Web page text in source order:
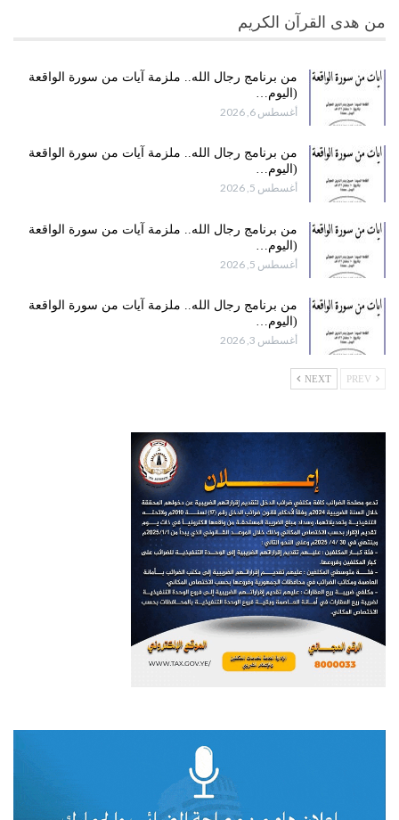
من هدى القرآن الكريم
من برنامج رجال الله.. ملزمة آيات من سورة الواقعة
(اليوم…
أغسطس 6, 2026
من برنامج رجال الله.. ملزمة آيات من سورة الواقعة
(اليوم…
أغسطس 5, 2026
من برنامج رجال الله.. ملزمة آيات من سورة الواقعة
(اليوم…
أغسطس 5, 2026
من برنامج رجال الله.. ملزمة آيات من سورة الواقعة
(اليوم…
أغسطس 3, 2026
NEXT